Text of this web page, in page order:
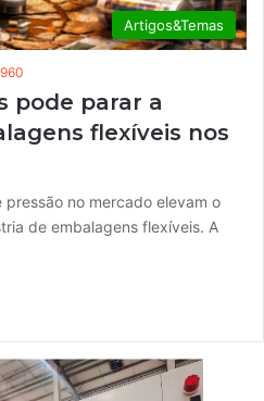
Artigos&Temas
pode parar a
flexíveis nos
no mercado elevam o
de embalagens flexíveis. A